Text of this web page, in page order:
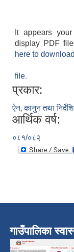
It appears
display PDF
here to
file.
प्रकार:
ऐन, कानुन तथा
आर्थिक वर्ष:
०८१/०८२
गाउँपालिका